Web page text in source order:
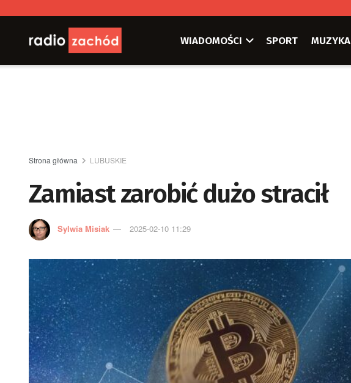
WIADOMOŚCI SPORT MUZYKA
Strona główna LUBUSKIE
Zamiast zarobić dużo stracił
Sylwia Misiak 2025-02-10 11:29